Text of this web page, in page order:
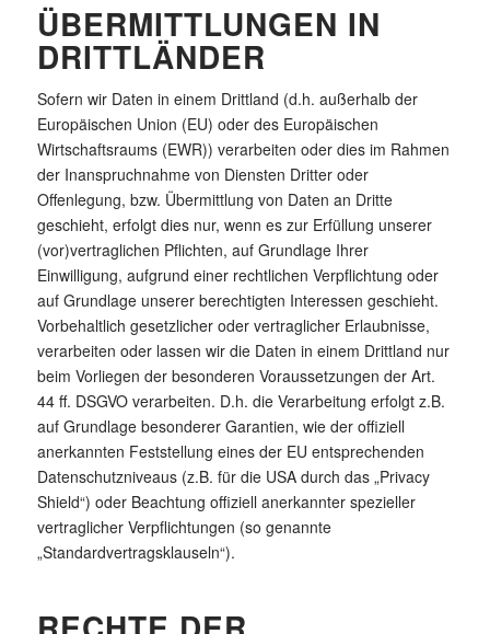
ÜBERMITTLUNGEN IN
DRITTLÄNDER
Sofern wir Daten in einem Drittland (d.h. außerhalb der
Europäischen Union (EU) oder des Europäischen
Wirtschaftsraums (EWR)) verarbeiten oder dies im Rahmen
der Inanspruchnahme von Diensten Dritter oder
Offenlegung, bzw. Übermittlung von Daten an Dritte
geschieht, erfolgt dies nur, wenn es zur Erfüllung unserer
(vor)vertraglichen Pflichten, auf Grundlage Ihrer
Einwilligung, aufgrund einer rechtlichen Verpflichtung oder
auf Grundlage unserer berechtigten Interessen geschieht.
Vorbehaltlich gesetzlicher oder vertraglicher Erlaubnisse,
verarbeiten oder lassen wir die Daten in einem Drittland nur
beim Vorliegen der besonderen Voraussetzungen der Art.
44 ff. DSGVO verarbeiten. D.h. die Verarbeitung erfolgt z.B.
auf Grundlage besonderer Garantien, wie der offiziell
anerkannten Feststellung eines der EU entsprechenden
Datenschutzniveaus (z.B. für die USA durch das „Privacy
Shield“) oder Beachtung offiziell anerkannter spezieller
vertraglicher Verpflichtungen (so genannte
„Standardvertragsklauseln“).